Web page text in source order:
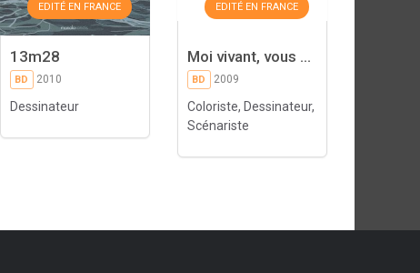
EDITÉ EN FRANCE
13m28
BD 2010
Dessinateur
EDITÉ EN FRANCE
Moi vivant, vous ...
BD 2009
Coloriste, Dessinateur,
Scénariste